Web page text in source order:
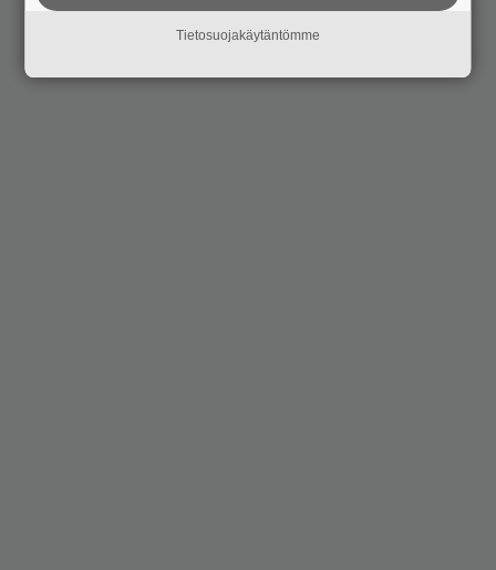
Tietosuojakäytäntömme